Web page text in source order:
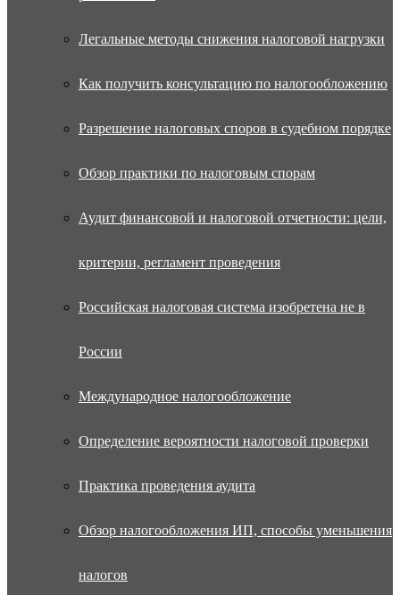
Легальные методы снижения налоговой нагрузки
Как получить консультацию по налогообложению
Разрешение налоговых споров в судебном порядке
Обзор практики по налоговым спорам
Аудит финансовой и налоговой отчетности: цели,
критерии, регламент проведения
Российская налоговая система изобретена не в
России
Международное налогообложение
Определение вероятности налоговой проверки
Практика проведения аудита
Обзор налогообложения ИП, способы уменьшения
налогов